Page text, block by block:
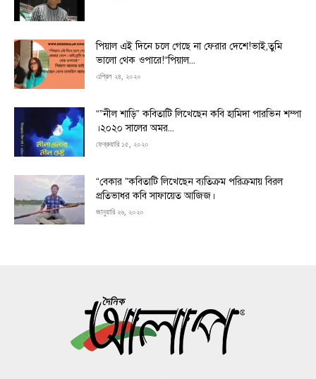
পিয়াল এই দিনে চলে গেছে না ফেরার দেশে!ভাই,তুমি
ভালো থেক ওপারে!“পিয়াল...
এপ্রিল ২৪, ২০২০
“”নীল শাড়ি” কবিতাটি লিখেছেন কবি হামিদা পারভিন শম্পা
।২০২০ সালের অমর...
ফেব্রুয়ারি ১৫, ২০২০
“বেকার ”কবিতাটি লিখেছেন ব্যতিক্রম পরিক্রমায় বিরল
প্রতিভাধর কবি সাফায়েত আজিজ।
জানুয়ারি ২৬, ২০২০